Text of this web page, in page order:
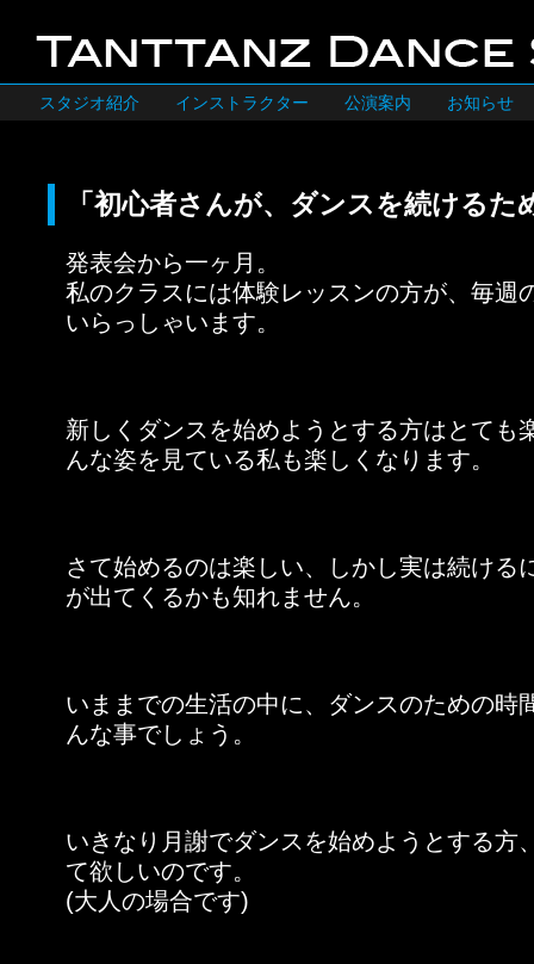
スタジオ紹介 インストラクター 公演案内 お知らせ
「初心者さんが、ダンスを続けるた
発表会から一ヶ月。
私のクラスには体験レッスンの方が、毎週
いらっしゃいます。
新しくダンスを始めようとする方はとても
んな姿を見ている私も楽しくなります。
さて始めるのは楽しい、しかし実は続ける
が出てくるかも知れません。
いままでの生活の中に、ダンスのための時
んな事でしょう。
いきなり月謝でダンスを始めようとする方
て欲しいのです。
(大人の場合です)